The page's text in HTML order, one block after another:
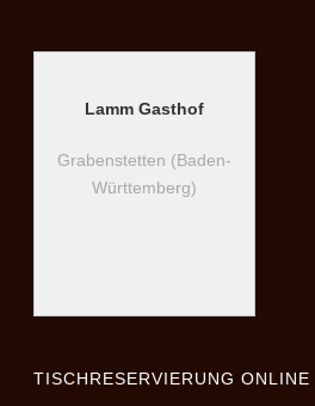
Lamm Gasthof
Grabenstetten (Baden-
Württemberg)
TISCHRESERVIERUNG ONLINE